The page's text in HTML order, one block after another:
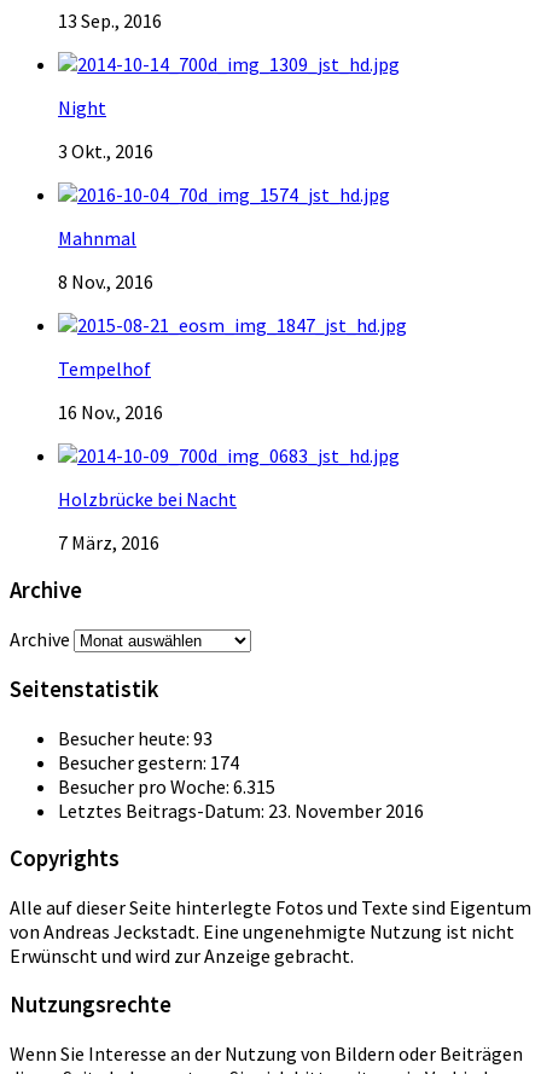
13 Sep., 2016
Night
3 Okt., 2016
Mahnmal
8 Nov., 2016
Tempelhof
16 Nov., 2016
Holzbrücke bei Nacht
7 März, 2016
Archive
Archive
Seitenstatistik
Besucher heute: 93
Besucher gestern: 174
Besucher pro Woche: 6.315
Letztes Beitrags-Datum: 23. November 2016
Copyrights
Alle auf dieser Seite hinterlegte Fotos und Texte sind Eigentum
von Andreas Jeckstadt. Eine ungenehmigte Nutzung ist nicht
Erwünscht und wird zur Anzeige gebracht.
Nutzungsrechte
Wenn Sie Interesse an der Nutzung von Bildern oder Beiträgen